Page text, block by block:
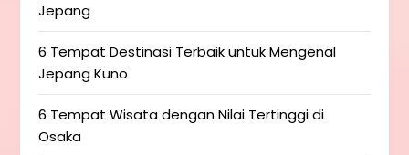
Jepang
6 Tempat Destinasi Terbaik untuk Mengenal
Jepang Kuno
6 Tempat Wisata dengan Nilai Tertinggi di
Osaka